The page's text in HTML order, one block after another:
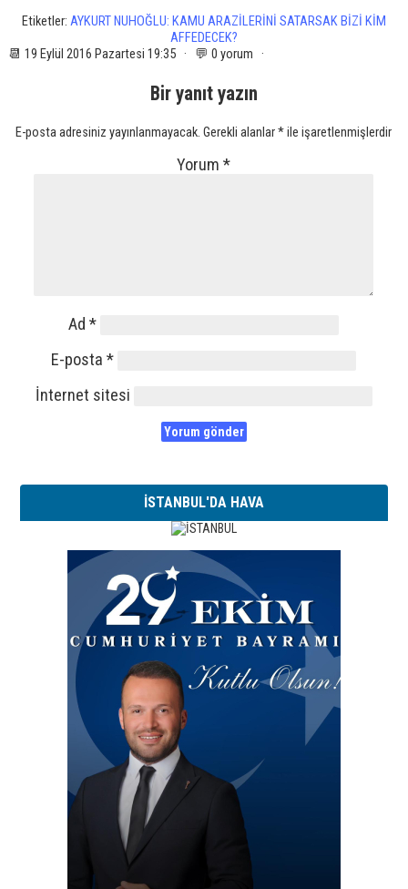
Etiketler: AYKURT NUHOĞLU: KAMU ARAZİLERİNİ SATARSAK BİZİ KİM
AFFEDECEK?
📆 19 Eylül 2016 Pazartesi 19:35 · 💬 0 yorum ·
Bir yanıt yazın
E-posta adresiniz yayınlanmayacak. Gerekli alanlar*ile işaretlenmişlerdir
Yorum*
Ad*
E-posta*
İnternet sitesi
İSTANBUL'DA HAVA